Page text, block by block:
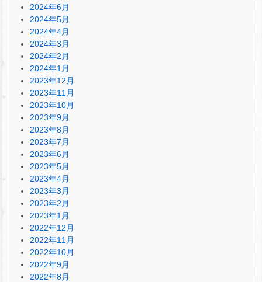
2024年6月
2024年5月
2024年4月
2024年3月
2024年2月
2024年1月
2023年12月
2023年11月
2023年10月
2023年9月
2023年8月
2023年7月
2023年6月
2023年5月
2023年4月
2023年3月
2023年2月
2023年1月
2022年12月
2022年11月
2022年10月
2022年9月
2022年8月